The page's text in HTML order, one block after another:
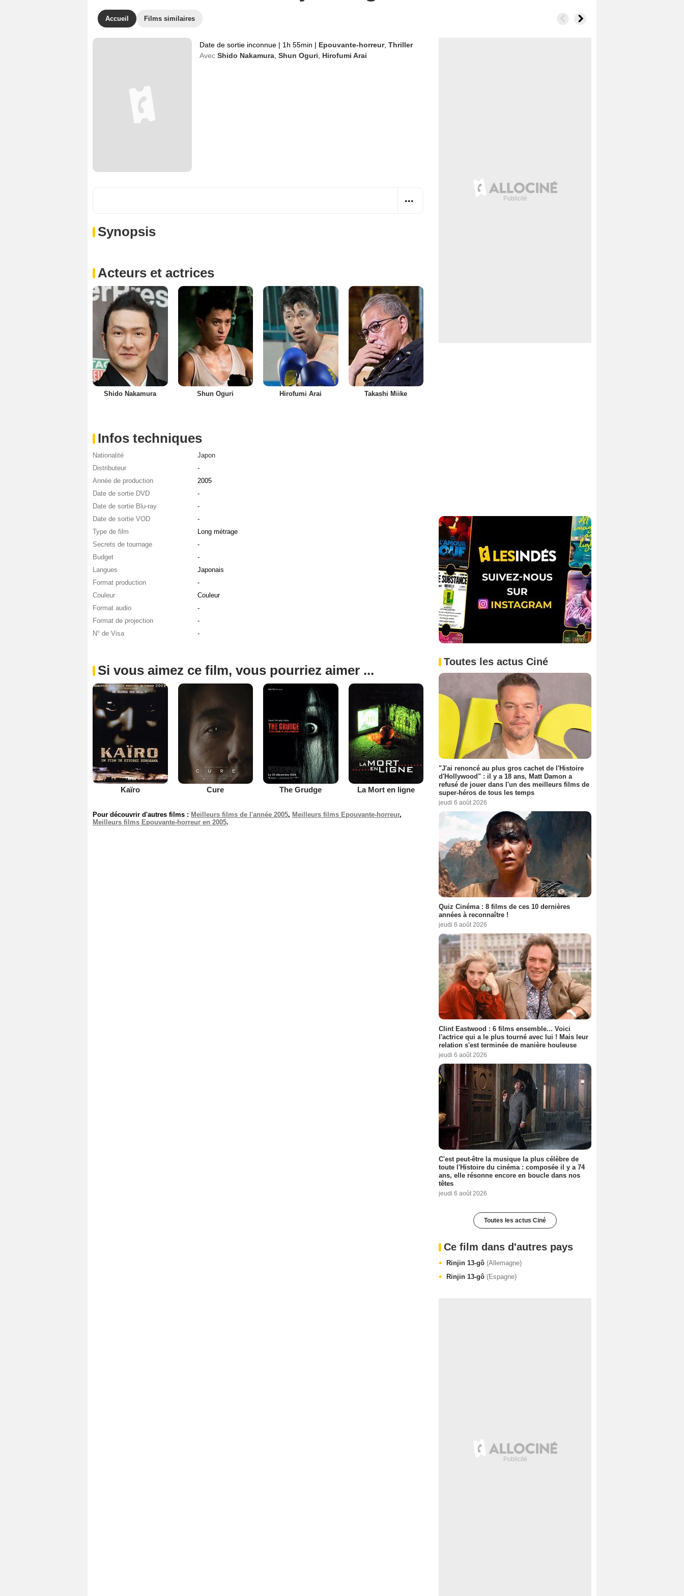
Accueil Films similaires
Date de sortie inconnue | 1h 55min | Epouvante-horreur, Thriller
Avec Shido Nakamura Shun Oguri Hirofumi Arai
Synopsis
Acteurs et actrices
Shido Nakamura Shun Oguri Hirofumi Arai Takashi Miike
Infos techniques
Nationalité
Japon
Distributeur
-
Année de production
2005
Date de sortie DVD
-
Date de sortie Blu-ray
-
Date de sortie VOD
-
Type de film
Long métrage
Secrets de tournage
-
Budget
-
Langues
Japonais
Format production
-
Couleur
Couleur
Format audio
-
Format de projection
-
N° de Visa
-
Si vous aimez ce film, vous pourriez aimer ...
Kaïro Cure The Grudge La Mort en ligne
Pour découvrir d'autres films : Meilleurs films de l'année 2005, Meilleurs films Epouvante-horreur,
Meilleurs films Epouvante-horreur en 2005.
Toutes les actus Ciné
"J'ai renoncé au plus gros cachet de l'Histoire
d'Hollywood" : il y a 18 ans, Matt Damon a
refusé de jouer dans l'un des meilleurs films de
super-héros de tous les temps
jeudi 6 août 2026
Quiz Cinéma : 8 films de ces 10 dernières
années à reconnaître !
jeudi 6 août 2026
Clint Eastwood : 6 films ensemble... Voici
l'actrice qui a le plus tourné avec lui ! Mais leur
relation s'est terminée de manière houleuse
jeudi 6 août 2026
C'est peut-être la musique la plus célèbre de
toute l'Histoire du cinéma : composée il y a 74
ans, elle résonne encore en boucle dans nos
têtes
jeudi 6 août 2026
Toutes les actus Ciné
Ce film dans d'autres pays
Rinjin 13-gô (Allemagne)
Rinjin 13-gô (Espagne)